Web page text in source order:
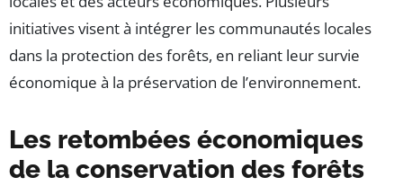
initiatives visent à intégrer les communautés locales
dans la protection des forêts, en reliant leur survie
économique à la préservation de l’environnement.
Les retombées économiques
de la conservation des forêts